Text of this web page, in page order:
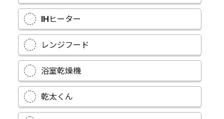
IHヒーター
レンジフード
浴室乾燥機
乾太くん